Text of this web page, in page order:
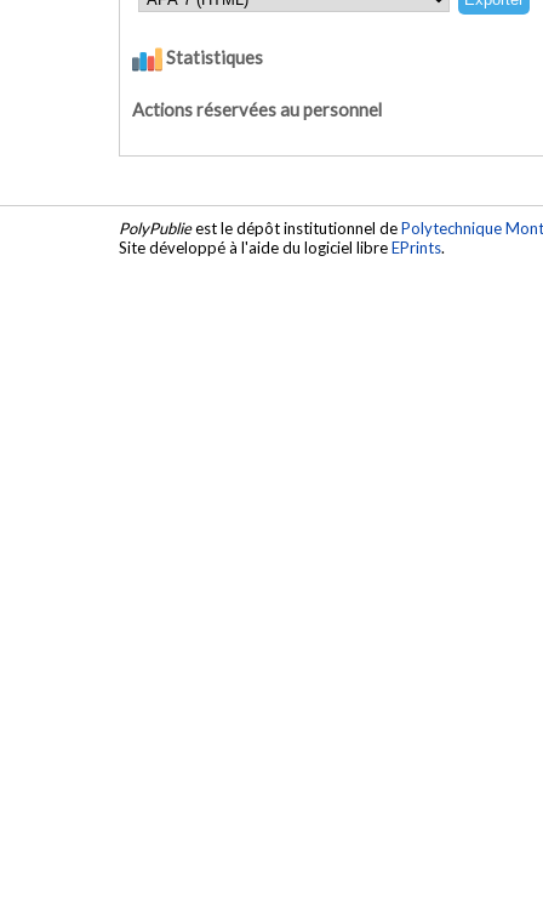
Statistiques
Actions réservées au personnel
PolyPublieest le dépôt institutionnel dePolytechnique
Site développé à l'aide du logiciel libreEPrints.